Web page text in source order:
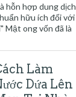
hỗn hợp dung dịch
hữu ích đối với
Mật ong vốn đã là
Làm
Dứa Lên